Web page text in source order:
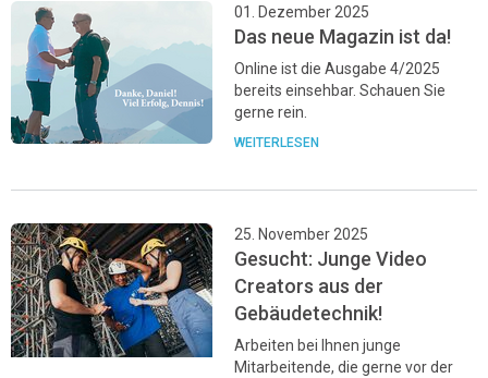
01. Dezember 2025
Das neue Magazin ist da!
Online ist die Ausgabe 4/2025
bereits einsehbar. Schauen Sie
gerne rein.
WEITERLESEN
25. November 2025
Gesucht: Junge Video
Creators aus der
Gebäudetechnik!
Arbeiten bei Ihnen junge
Mitarbeitende, die gerne vor der